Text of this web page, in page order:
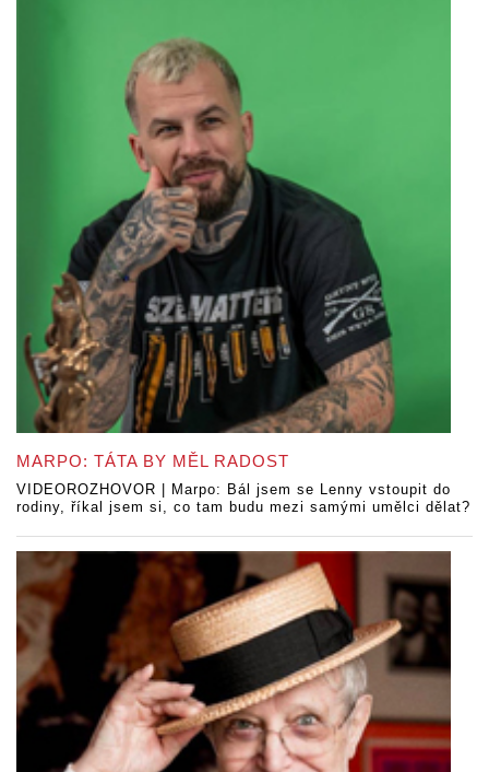
MARPO: TÁTA BY MĚL RADOST
VIDEOROZHOVOR | Marpo: Bál jsem se Lenny vstoupit do
rodiny, říkal jsem si, co tam budu mezi samými umělci dělat?